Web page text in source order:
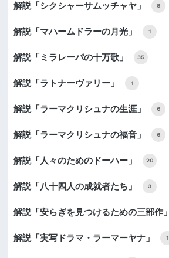
解説「シクシャーサムッチャヤ」 8
解説「マハームドラーの月光」 1
解説「ミラレーパの十万歌」 35
解説「ラトナーヴァリー」 1
解説「ラーマクリシュナの生涯」 6
解説「ラーマクリシュナの福音」 6
解説「人々のためのドーハー」 20
解説「八十四人の成就者たち」 3
解説「安らぎを見つけるための三部作」
解説「実写ドラマ・ラーマーヤナ」 1